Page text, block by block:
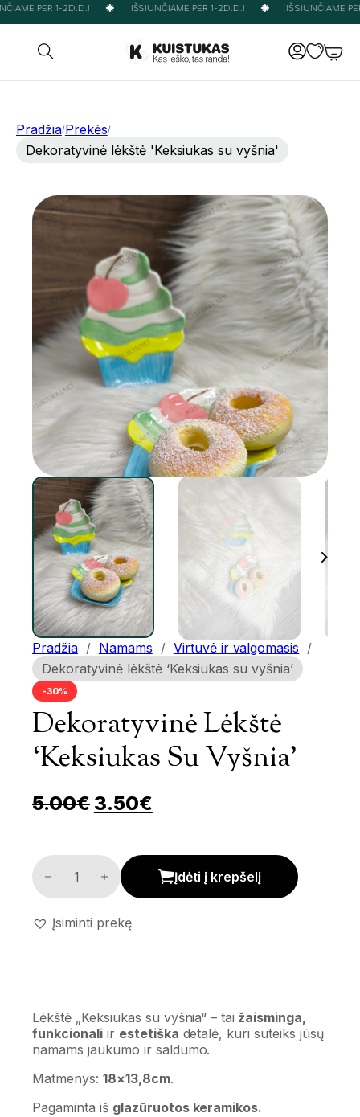
PER 1-2D.D.! IŠSIUNČIAME PER 1-2D.D.! IŠSIUNČIAME
Pradžia/Prekės/
Dekoratyvinė lėkštė 'Keksiukas su vyšnia'
Pradžia / Namams / Virtuvė ir valgomasis /
Dekoratyvinė lėkštė ‘Keksiukas su vyšnia’
-30%
Dekoratyvinė Lėkštė
‘Keksiukas Su Vyšnia’
5.00€ Pradinė kaina buvo: 5.00€.
3.50€Dabartinė kaina yra:
Dekoratyvinė lėkštė 'Keksiukas su vyšnia' kiekis
Įdėti į krepšelį
Įsiminti prekę
Lėkštė „Keksiukas su vyšnia“ – tai žaisminga,
funkcionaliir estetiška detalė, kuri suteiks jūsų
namams jaukumo ir saldumo.
Matmenys: 18×13,8cm.
Pagaminta iš glazūruotos keramikos.